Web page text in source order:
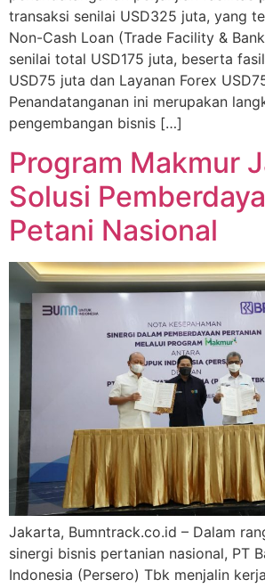
transaksi senilai USD325 juta, yang
Non-Cash Loan (Trade Facility &
senilai total USD175 juta, beserta
USD75 juta dan Layanan Forex
Penandatanganan ini merupakan
pengembangan bisnis […]
Program Makmur
Solusi
Petani Nasional
Jakarta, Bumntrack.co.id – Dalam
sinergi bisnis pertanian nasional, PT
Indonesia (Persero) Tbk menjalin